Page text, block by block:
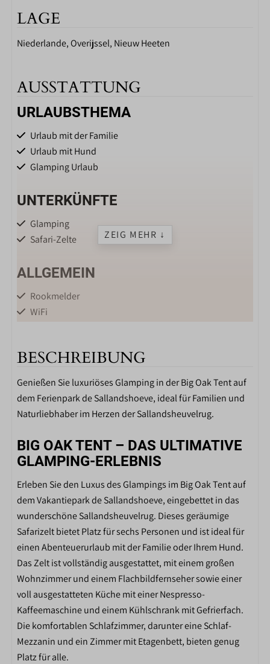
LAGE
Niederlande, Overijssel, Nieuw Heeten
AUSSTATTUNG
URLAUBSTHEMA
Urlaub mit der Familie
Urlaub mit Hund
Glamping Urlaub
UNTERKÜNFTE
Glamping
Safari-Zelte
ALLGEMEIN
Rookmelder
WiFi
LAGE
Autofrei
Spielplatz auf dem Campingplatz
Sanitäre Anlagen in der Nähe
Spielplatz in der Nähe
WOHNZIMMER
Smart-TV
KÜCHE
Eettafel
Keuken
Wijnglazen
Drinkglazen
4-pits inductiekookplaat
Komplett eingerichtete Küche mit vollem
ZEIG MEHR ↓
BESCHREIBUNG
Genießen Sie luxuriöses Glamping in der Big Oak Tent auf
dem Ferienpark de Sallandshoeve, ideal für Familien und
Naturliebhaber im Herzen der Sallandsheuvelrug.
BIG OAK TENT – DAS ULTIMATIVE
GLAMPING-ERLEBNIS
Erleben Sie den Luxus des Glampings im Big Oak Tent auf
dem Vakantiepark de Sallandshoeve, eingebettet in das
wunderschöne Sallandsheuvelrug. Dieses geräumige
Safarizelt bietet Platz für sechs Personen und ist ideal für
einen Abenteuerurlaub mit der Familie oder Ihrem Hund.
Das Zelt ist vollständig ausgestattet, mit einem großen
Wohnzimmer und einem Flachbildfernseher sowie einer
voll ausgestatteten Küche mit einer Nespresso-
Kaffeemaschine und einem Kühlschrank mit Gefrierfach.
Die komfortablen Schlafzimmer, darunter eine Schlaf-
Mezzanin und ein Zimmer mit Etagenbett, bieten genug
Platz für alle.